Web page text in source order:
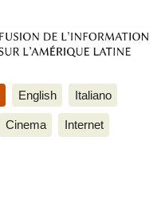
English Italiano
Cinema Internet